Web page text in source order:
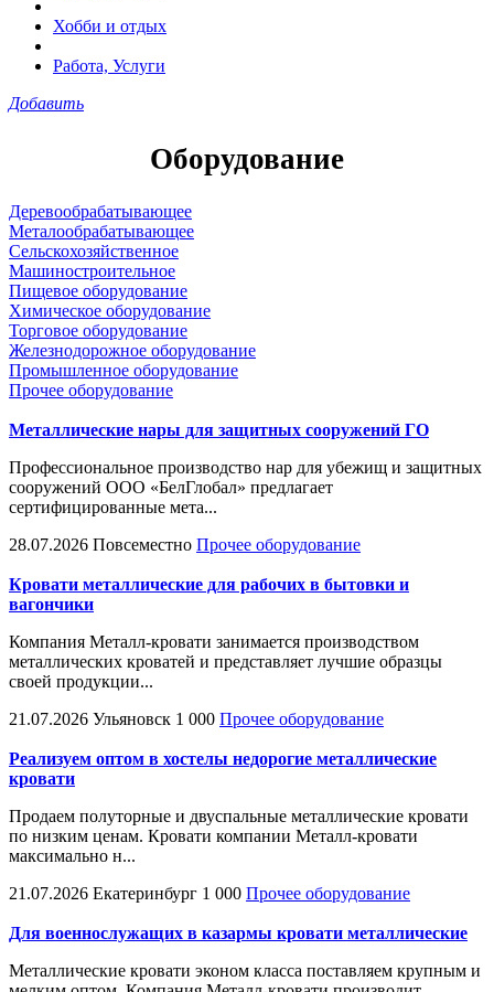
Хобби и отдых
Работа, Услуги
Добавить
Оборудование
Деревообрабатывающее
Металообрабатывающее
Сельскохозяйственное
Машиностроительное
Пищевое оборудование
Химическое оборудование
Торговое оборудование
Железнодорожное оборудование
Промышленное оборудование
Прочее оборудование
Металлические нары для защитных сооружений ГО
Профессиональное производство нар для убежищ и защитных
сооружений ООО «БелГлобал» предлагает
сертифицированные мета...
28.07.2026 Повсеместно Прочее оборудование
Кровати металлические для рабочих в бытовки и
вагончики
Компания Металл-кровати занимается производством
металлических кроватей и представляет лучшие образцы
своей продукции...
21.07.2026 Ульяновск 1 000 Прочее оборудование
Реализуем оптом в хостелы недорогие металлические
кровати
Продаем полуторные и двуспальные металлические кровати
по низким ценам. Кровати компании Металл-кровати
максимально н...
21.07.2026 Екатеринбург 1 000 Прочее оборудование
Для военнослужащих в казармы кровати металлические
Металлические кровати эконом класса поставляем крупным и